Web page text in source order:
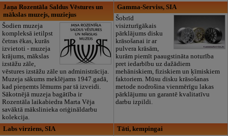
Jaņa Rozentāla Saldus Vēstures un
mākslas muzejs, muziejus
Šodien muzeja
kompleksā ietilpst
četras ēkas, kurās
izvietoti - muzeja
krājums, mākslas
izstāžu zāle,
vēstures izstāžu zāle un administrācija.
Muzeja sākums meklējams 1947.gadā,
kad pieņemts lēmums par tā izveidi.
Sākotnējā muzeja bagātība ir
Rozentāla laikabiedra Marta Vēja
savāktā mākslinieka oriģināldarbu
kolekcija.
Gamma-Serviss, SIA
Šobrīd
visizturīgākais
pārklājums disku
krāsošanai ir ar
pulvera krāsām,
kurām piemīt paaugstināta noturība
pret iedarbību uz dažādiem
mehāniskiem, fiziskiem un ķīmiskiem
faktoriem. Mūsu disku krāsošanas
metode nodrošina vienmērīgu lakas
pārklājumu un garantē kvalitatīvu
darbu izpildi.
Labs virziens, SIA
Tāti, kempingai